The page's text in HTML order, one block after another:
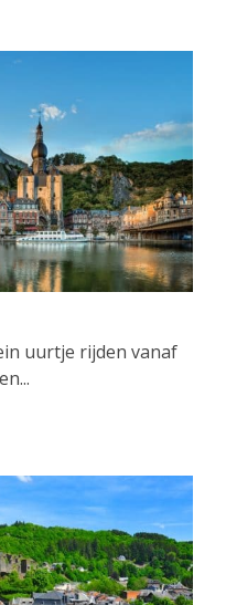
uurtje rijden vanaf